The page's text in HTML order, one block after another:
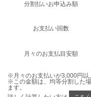
分割払いお申込み額
お支払い回数
月々のお支払目安額
※月々のお支払いが3,000円以
※この金額は、均等分割した
ます。